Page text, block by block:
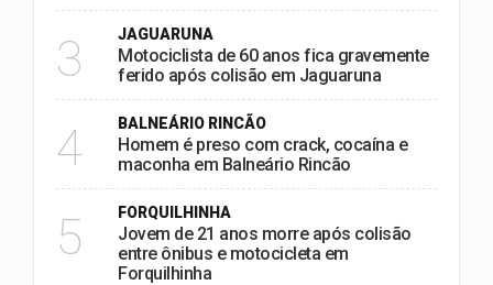
3 JAGUARUNA
Motociclista de 60 anos fica gravemente
ferido após colisão em Jaguaruna
4 BALNEÁRIO RINCÃO
Homem é preso com crack, cocaína e
maconha em Balneário Rincão
5 FORQUILHINHA
Jovem de 21 anos morre após colisão
entre ônibus e motocicleta em
Forquilhinha